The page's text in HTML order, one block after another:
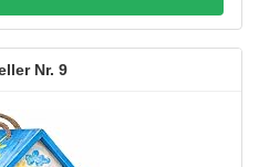
9